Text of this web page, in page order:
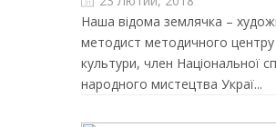
Наша відома землячка –
методист методичного центру
культури, член Національної
народного мистецтва Украї...